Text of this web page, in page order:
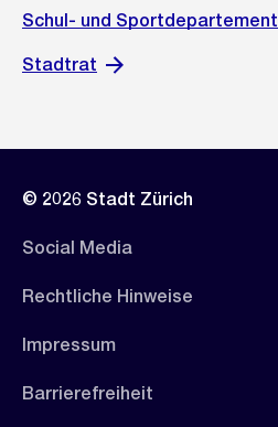
Schul- und Sportdepartement
Stadtrat
© 2026 Stadt Zürich
Social Media
Rechtliche Hinweise
Impressum
Barrierefreiheit